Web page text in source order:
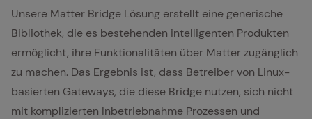
Unsere Matter Bridge Lösung erstellt eine generische
Bibliothek, die es bestehenden intelligenten Produkten
ermöglicht, ihre Funktionalitäten über Matter zugänglich
zu machen. Das Ergebnis ist, dass Betreiber von Linux-
basierten Gateways, die diese Bridge nutzen, sich nicht
mit komplizierten Inbetriebnahme Prozessen und